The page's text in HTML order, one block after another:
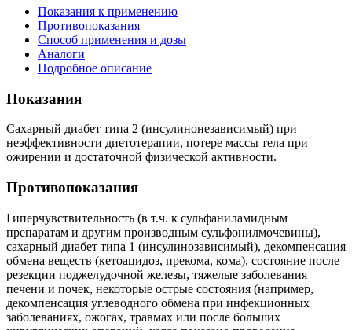
Показания к применению
Противопоказания
Способ применения и дозы
Аналоги
Подробное описание
Показания
Сахарный диабет типа 2 (инсулинонезависимый) при
неэффективности диетотерапии, потере массы тела при
ожирении и достаточной физической активности.
Противопоказания
Гиперчувствительность (в т.ч. к сульфаниламидным
препаратам и другим производным сульфонилмочевины),
сахарный диабет типа 1 (инсулинозависимый), декомпенсация
обмена веществ (кетоацидоз, прекома, кома), состояние после
резекции поджелудочной железы, тяжелые заболевания
печени и почек, некоторые острые состояния (например,
декомпенсация углеводного обмена при инфекционных
заболеваниях, ожогах, травмах или после больших